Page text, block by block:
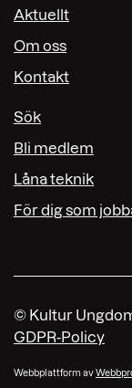
Aktuellt
Om oss
Kontakt
Sök
Bli medlem
Låna teknik
För dig som
© Kultur
GDPR-Policy
Webbplattform av